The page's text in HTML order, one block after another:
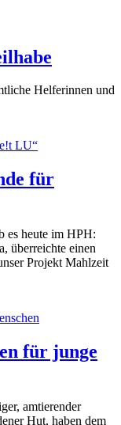
Helferinnen und
für
es heute im HPH:
überreichte einen
Projekt Mahlzeit
für junge
amtierender
Hut, haben dem